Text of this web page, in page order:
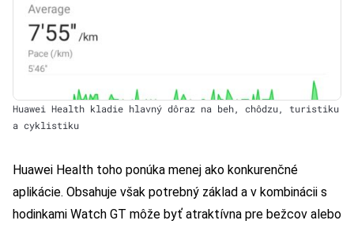
Huawei Health kladie hlavný dôraz na beh, chôdzu, turistiku
a cyklistiku
Huawei Health toho ponúka menej ako konkurenčné
aplikácie. Obsahuje však potrebný základ a v kombinácii s
hodinkami Watch GT môže byť atraktívna pre bežcov alebo